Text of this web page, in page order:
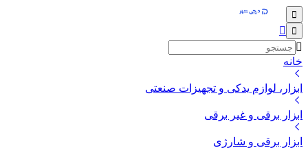
خانه
ابزار، لوازم یدکی و تجهیزات صنعتی
ابزار برقی و غیر برقی
ابزار برقی و شارژی